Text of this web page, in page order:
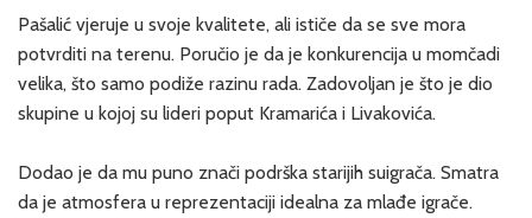
Pašalić vjeruje u svoje kvalitete, ali ističe da se sve mora
potvrditi na terenu. Poručio je da je konkurencija u momčadi
velika, što samo podiže razinu rada. Zadovoljan je što je dio
skupine u kojoj su lideri poput Kramarića i Livakovića.
Dodao je da mu puno znači podrška starijih suigrača. Smatra
da je atmosfera u reprezentaciji idealna za mlađe igrače.